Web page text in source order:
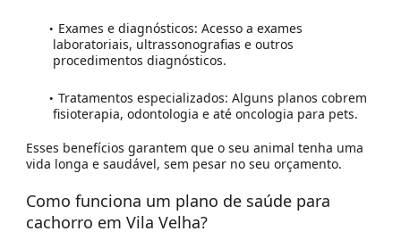
Exames e diagnósticos: Acesso a exames
laboratoriais, ultrassonografias e outros
procedimentos diagnósticos.
Tratamentos especializados: Alguns planos cobrem
fisioterapia, odontologia e até oncologia para pets.
Esses benefícios garantem que o seu animal tenha uma
vida longa e saudável, sem pesar no seu orçamento.
Como funciona um plano de saúde para
cachorro em Vila Velha?